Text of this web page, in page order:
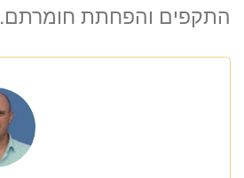
התקפים והפחתת חומרתם.